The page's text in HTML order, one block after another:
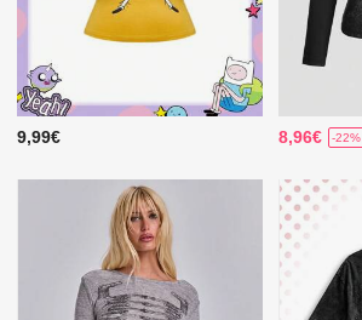
9,99€ 8,96€ -22%